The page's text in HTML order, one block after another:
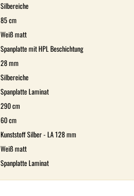
Silbereiche
85 cm
Weiß matt
Spanplatte mit HPL Beschichtung
28 mm
Silbereiche
Spanplatte Laminat
290 cm
60 cm
Kunststoff Silber - LA 128 mm
Weiß matt
Spanplatte Laminat